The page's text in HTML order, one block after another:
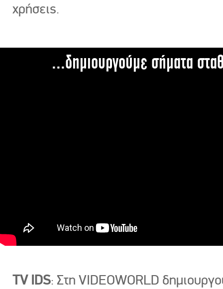
χρήσεις.
...δημιουργούμε σήματα
TV IDS: Στη VIDEOWORLD